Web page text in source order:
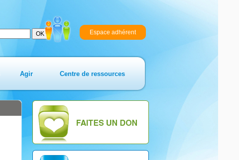
Espace adhérent
Agir Centre de ressources